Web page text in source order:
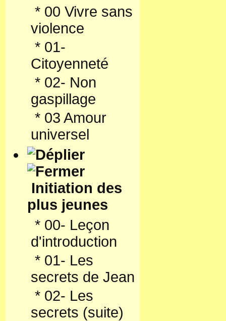
* 00 Vivre sans
violence
* 01-
Citoyenneté
* 02- Non
gaspillage
* 03 Amour
universel
Initiation des
plus jeunes
* 00- Leçon
d'introduction
* 01- Les
secrets de Jean
* 02- Les
secrets (suite)